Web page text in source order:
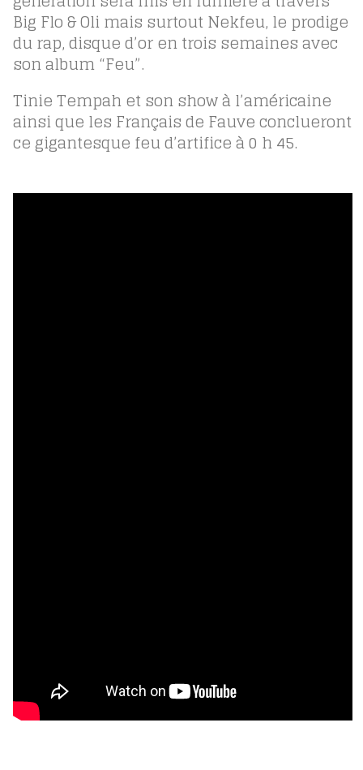
Big Flo & Oli mais surtout Nekfeu, le prodige
du rap, disque d’or en trois semaines avec
son album “Feu”.
Tinie Tempah et son show à l’américaine
ainsi que les Français de Fauve conclueront
ce gigantesque feu d’artifice à 0 h 45.